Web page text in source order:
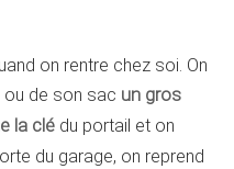
on rentre chez soi. On
de son sac un gros
la clé du portail et on
du garage, on reprend